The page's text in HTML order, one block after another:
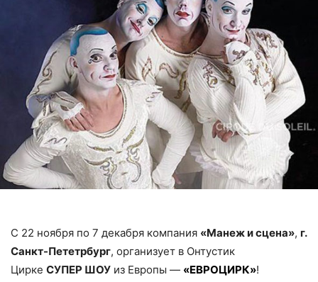
C 22 ноября по 7 декабря компания «Манеж и сцена», г.
Санкт-Пететрбург, организует в Онтустик
Цирке СУПЕР ШОУ из Европы — «ЕВРОЦИРК»!